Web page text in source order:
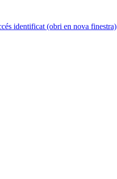
identificat (obri en nova finestra)